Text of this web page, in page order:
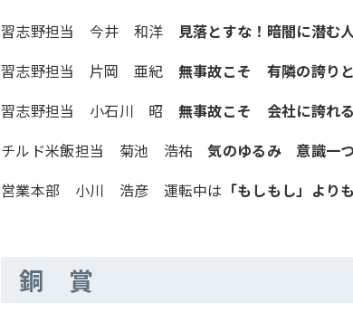
習志野担当 今井 和洋 見落とすな！暗闇に潜む
習志野担当 片岡 亜紀 無事故こそ 有隣の誇り
習志野担当 小石川 昭 無事故こそ 会社に誇れ
チルド米飯担当 菊池 浩祐気のゆるみ 意識一
営業本部 小川 浩彦 運転中は 「もしもし」より
銅 賞